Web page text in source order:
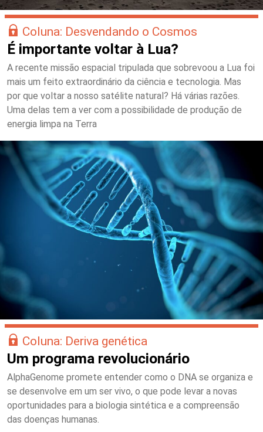
Coluna: Desvendando o Cosmos
É importante voltar à Lua?
A recente missão espacial tripulada que sobrevoou a Lua foi
mais um feito extraordinário da ciência e tecnologia. Mas
por que voltar a nosso satélite natural? Há várias razões.
Uma delas tem a ver com a possibilidade de produção de
energia limpa na Terra
Coluna: Deriva genética
Um programa revolucionário
AlphaGenome promete entender como o DNA se organiza e
se desenvolve em um ser vivo, o que pode levar a novas
oportunidades para a biologia sintética e a compreensão
das doenças humanas.